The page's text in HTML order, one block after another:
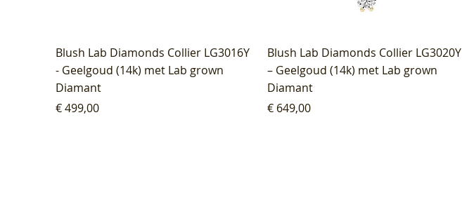
Blush Lab Diamonds Collier LG3016Y
- Geelgoud (14k) met Lab grown
Diamant
Prijs
€ 499,00
Blush Lab Diamonds Collier LG3020Y
– Geelgoud (14k) met Lab grown
Diamant
Prijs
€ 649,00